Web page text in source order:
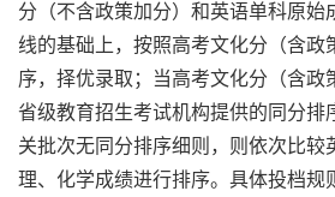
分（不含政策加分）和英语单科原始
线的基础上，按照高考文化分（含政
序，择优录取；当高考文化分（含政
省级教育招生考试机构提供的同分排
关批次无同分排序细则，则依次比较
理、化学成绩进行排序。具体投档规